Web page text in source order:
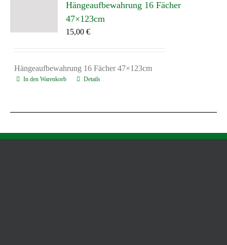
Hängeaufbewahrung 16 Fächer
47×123cm
15,00€
Hängeaufbewahrung 16 Fächer 47×123cm
In den Warenkorb Details